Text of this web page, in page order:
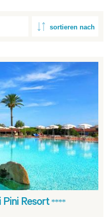
Pini Resort ****